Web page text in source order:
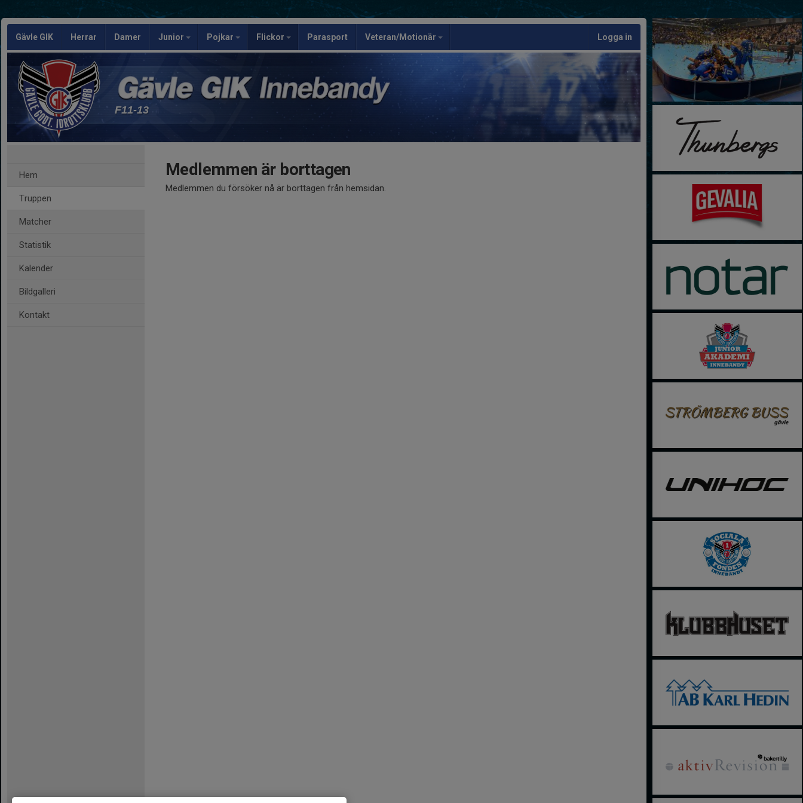
Gävle GIK Herrar Damer Junior Pojkar Flickor Parasport Veteran/Motionär Logga in
F11-13
Hem
Truppen
Matcher
Statistik
Kalender
Bildgalleri
Kontakt
Medlemmen är borttagen
Medlemmen du försöker nå är borttagen från hemsidan.